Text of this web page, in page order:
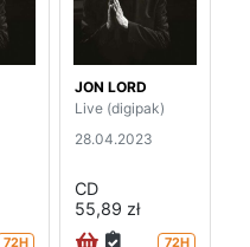
72H
JON LORD
Live (digipak)
28.04.2023
CD
55,89 zł
72H